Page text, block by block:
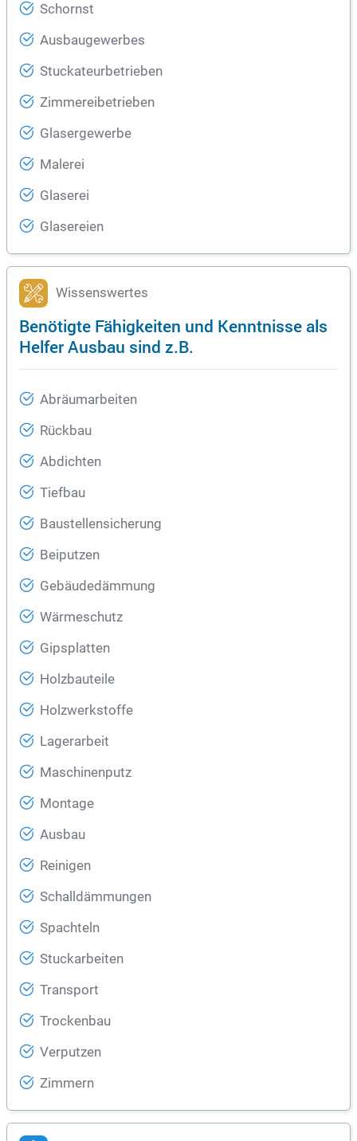
Schornst
Ausbaugewerbes
Stuckateurbetrieben
Zimmereibetrieben
Glasergewerbe
Malerei
Glaserei
Glasereien
Wissenswertes
Benötigte Fähigkeiten und Kenntnisse als
Helfer Ausbau sind z.B.
Abräumarbeiten
Rückbau
Abdichten
Tiefbau
Baustellensicherung
Beiputzen
Gebäudedämmung
Wärmeschutz
Gipsplatten
Holzbauteile
Holzwerkstoffe
Lagerarbeit
Maschinenputz
Montage
Ausbau
Reinigen
Schalldämmungen
Spachteln
Stuckarbeiten
Transport
Trockenbau
Verputzen
Zimmern